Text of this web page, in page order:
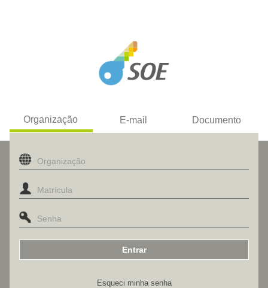
Organização E-mail Documento
Esqueci minha senha